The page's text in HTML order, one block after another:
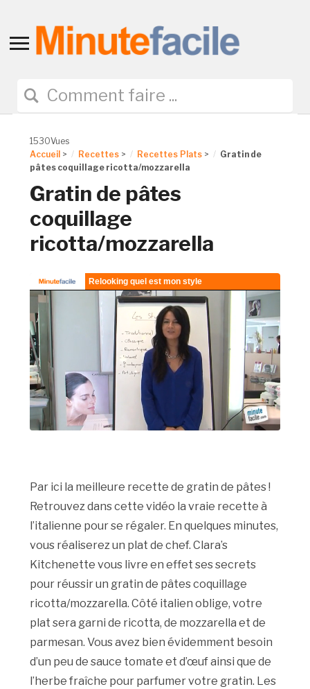
Toggle
navigation
1530Vues
Accueil > Recettes > Recettes Plats >
Gratin de
pâtes coquillage ricotta/mozzarella
Gratin de pâtes
coquillage
ricotta/mozzarella
Par ici la meilleure recette de gratin de pâtes !
Retrouvez dans cette vidéo la vraie recette à
l’italienne pour se régaler. En quelques minutes,
vous réaliserez un plat de chef. Clara’s
Kitchenette vous livre en effet ses secrets
pour réussir un gratin de pâtes coquillage
ricotta/mozzarella. Côté italien oblige, votre
plat sera garni de ricotta, de mozzarella et de
parmesan. Vous avez bien évidemment besoin
d’un peu de sauce tomate et d’œuf ainsi que de
l’herbe fraîche pour parfumer votre gratin. Les